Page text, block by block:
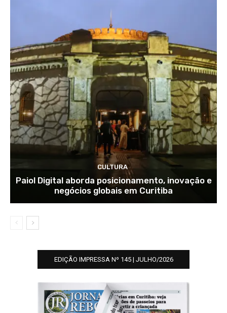
CULTURA
Paiol Digital aborda posicionamento, inovação e
negócios globais em Curitiba
EDIÇÃO IMPRESSA Nº 145 | JULHO/2026